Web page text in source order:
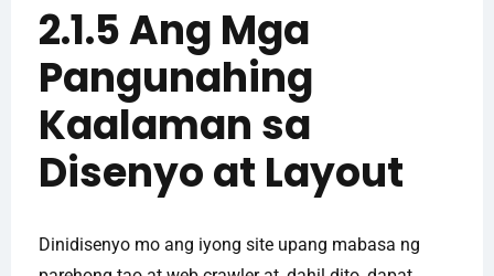
2.1.5 Ang Mga
Pangunahing
Kaalaman sa
Disenyo at Layout
Dinidisenyo mo ang iyong site upang mabasa ng